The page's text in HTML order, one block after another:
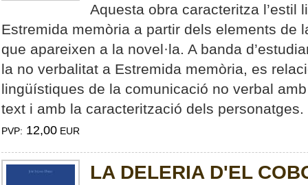
Aquesta obra caracteritza l’estil
Estremida memòria a partir dels elements de
que apareixen a la novel·la. A banda
la no verbalitat a Estremida memòria, es
lingüístiques de la comunicació no verbal
text i amb la caracterització dels
PVP: 12,00 EUR
LA DELERIA D'EL